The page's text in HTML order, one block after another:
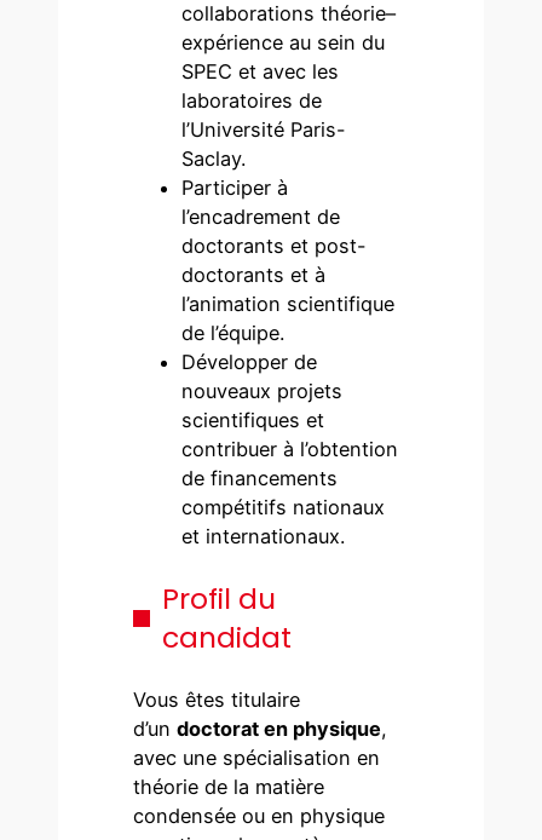
collaborations théorie–
expérience au sein du
SPEC et avec les
laboratoires de
l’Université Paris-
Saclay.
Participer à
l’encadrement de
doctorants et post-
doctorants et à
l’animation scientifique
de l’équipe.
Développer de
nouveaux projets
scientifiques et
contribuer à l’obtention
de financements
compétitifs nationaux
et internationaux.
Profil du
candidat
Vous êtes titulaire
d’undoctorat en physique,
avec une spécialisation en
théorie de la matière
condensée ou en physique